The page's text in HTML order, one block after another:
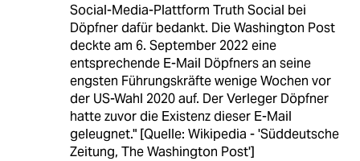
Social-Media-Plattform Truth Social bei
Döpfner dafür bedankt. Die Washington Post
deckte am 6. September 2022 eine
entsprechende E-Mail Döpfners an seine
engsten Führungskräfte wenige Wochen vor
der US-Wahl 2020 auf. Der Verleger Döpfner
hatte zuvor die Existenz dieser E-Mail
geleugnet." [Quelle: Wikipedia - 'Süddeutsche
Zeitung, The Washington Post']